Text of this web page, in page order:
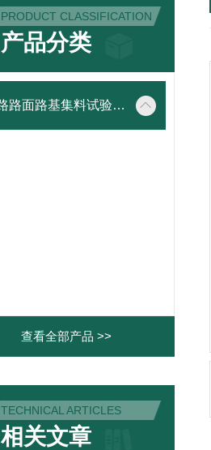
PRODUCT CLASSIFICATION
产品分类
公路路面路基集料试验仪器
查看全部产品 >>
TECHNICAL ARTICLES
相关文章